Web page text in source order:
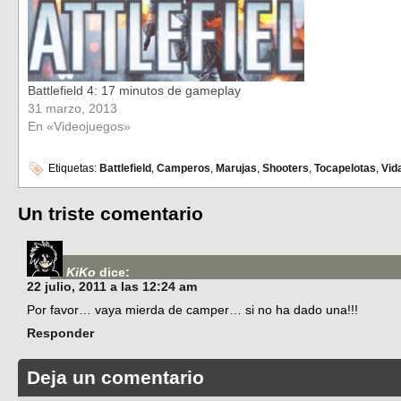
Battlefield 4: 17 minutos de gameplay
31 marzo, 2013
En «Videojuegos»
Etiquetas: Battlefield , Camperos, Marujas, Shooters, Tocapelotas,
Un triste comentario
KiKo dice:
22 julio, 2011 a las 12:24 am
Por favor… vaya mierda de camper… si no ha dado una!!!
Responder
Deja un comentario